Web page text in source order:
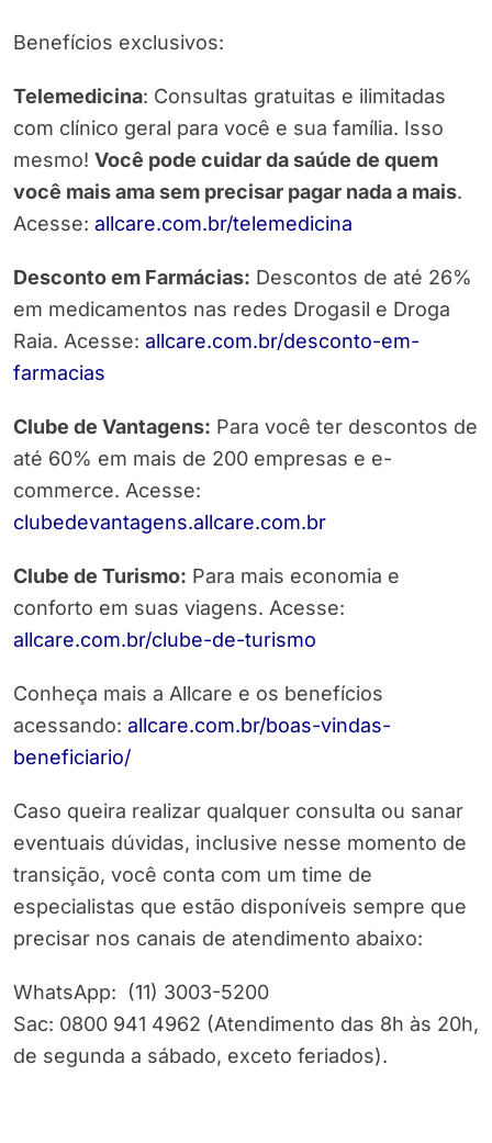
Benefícios exclusivos:
Telemedicina: Consultas gratuitas e ilimitadas
com clínico geral para você e sua família. Isso
mesmo! Você pode cuidar da saúde de quem
você mais ama sem precisar pagar nada a mais.
Acesse: allcare.com.br/telemedicina
Desconto em Farmácias: Descontos de até 26%
em medicamentos nas redes Drogasil e Droga
Raia. Acesse: allcare.com.br/desconto-em-
farmacias
Clube de Vantagens: Para você ter descontos de
até 60% em mais de 200 empresas e e-
commerce. Acesse:
clubedevantagens.allcare.com.br
Clube de Turismo: Para mais economia e
conforto em suas viagens. Acesse:
allcare.com.br/clube-de-turismo
Conheça mais a Allcare e os benefícios
acessando: allcare.com.br/boas-vindas-
beneficiario/
Caso queira realizar qualquer consulta ou sanar
eventuais dúvidas, inclusive nesse momento de
transição, você conta com um time de
especialistas que estão disponíveis sempre que
precisar nos canais de atendimento abaixo:
WhatsApp: (11) 3003-5200
Sac: 0800 941 4962 (Atendimento das 8h às 20h,
de segunda a sábado, exceto feriados).